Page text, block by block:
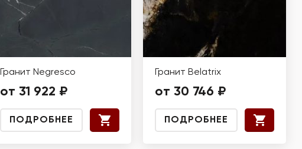
Гранит Negresco
от 31 922 ₽
ПОДРОБНЕЕ
Гранит Belatrix
от 30 746 ₽
ПОДРОБНЕЕ